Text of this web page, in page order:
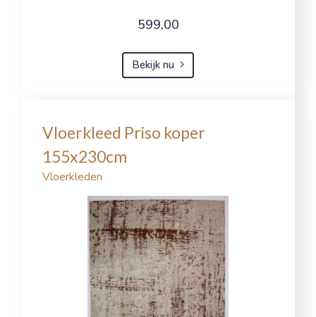
599,00
Bekijk nu
Vloerkleed Priso koper
155x230cm
Vloerkleden